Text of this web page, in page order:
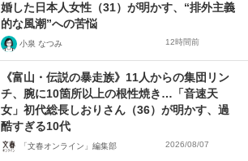
婚した日本人女性（31）が明かす、“排外主義
的な風潮”への苦悩
小泉 なつみ 12時間前
《富山・伝説の暴走族》11人からの集団リン
チ、腕に10箇所以上の根性焼き…「音速天
女」初代総長しおりさん（36）が明かす、過
酷すぎる10代
「文春オンライン」編集部 2026/08/07